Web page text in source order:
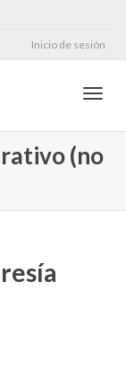
Inicio de sesión
(no